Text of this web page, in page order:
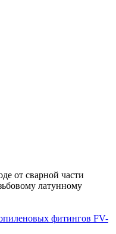
от сварной части
латунному
фитингов FV-